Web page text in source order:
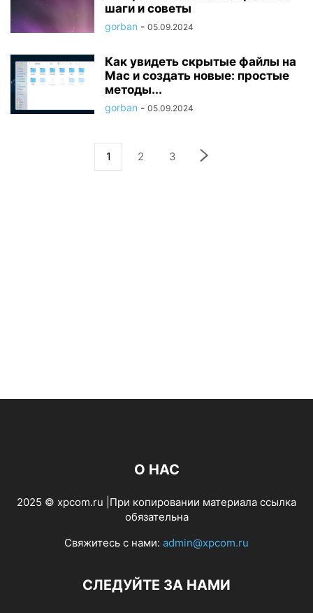
шаги и советы
gorban - 05.09.2024
Как увидеть скрытые файлы на
Mac и создать новые: простые
методы...
gorban - 05.09.2024
1 2 3
О НАС
2025 © xpcom.ru |При копировании материала ссылка
обязательна
Свяжитесь с нами: admin@xpcom.ru
СЛЕДУЙТЕ ЗА НАМИ